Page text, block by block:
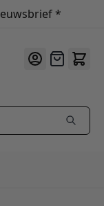
*
Offerte